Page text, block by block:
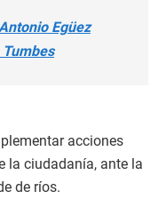
Egüez
acciones
la ciudadanía, ante la
de ríos.